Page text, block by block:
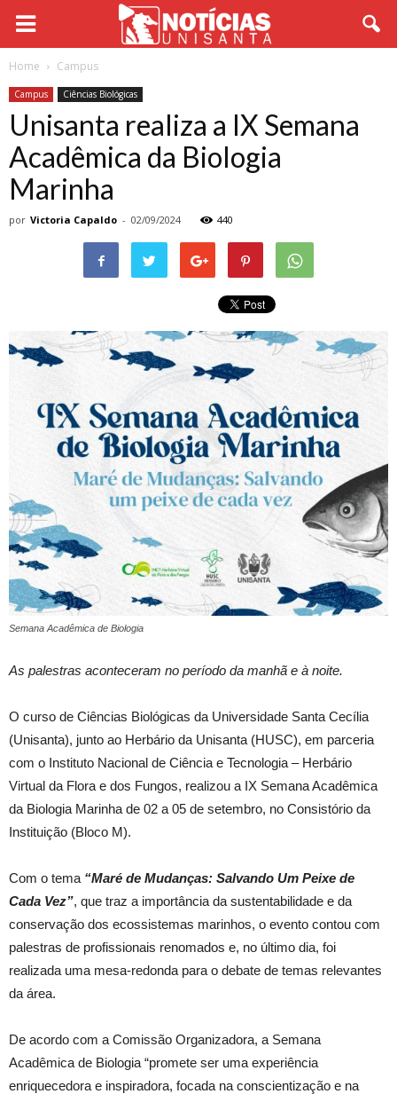
Home Campus
Campus Ciências Biológicas
Unisanta realiza a IX Semana
Acadêmica da Biologia
Marinha
por Victoria Capaldo - 02/09/2024 440
Semana Acadêmica de Biologia
As palestras aconteceram no período da manhã e à noite.
O curso de Ciências Biológicas da Universidade Santa Cecília
(Unisanta), junto ao Herbário da Unisanta (HUSC), em parceria
com o Instituto Nacional de Ciência e Tecnologia – Herbário
Virtual da Flora e dos Fungos, realizou a IX Semana Acadêmica
da Biologia Marinha de 02 a 05 de setembro, no Consistório da
Instituição (Bloco M).
Com o tema “Maré de Mudanças: Salvando Um Peixe de
Cada Vez”, que traz a importância da sustentabilidade e da
conservação dos ecossistemas marinhos, o evento contou com
palestras de profissionais renomados e, no último dia, foi
realizada uma mesa-redonda para o debate de temas relevantes
da área.
De acordo com a Comissão Organizadora, a Semana
Acadêmica de Biologia “promete ser uma experiência
enriquecedora e inspiradora, focada na conscientização e na